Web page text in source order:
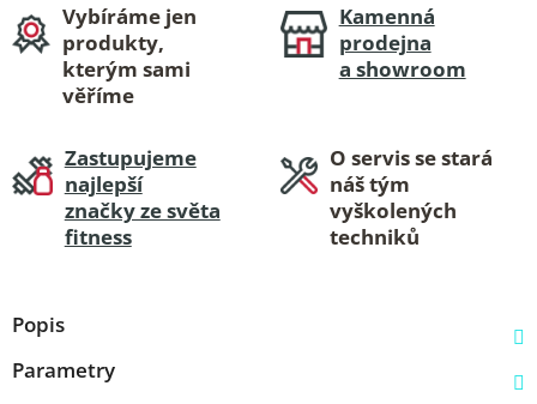
Vybíráme jen
produkty,
kterým sami
věříme
Kamenná
prodejna
a showroom
Zastupujeme
najlepší
značky ze světa
fitness
O servis se stará
náš tým
vyškolených
techniků
Popis
Parametry